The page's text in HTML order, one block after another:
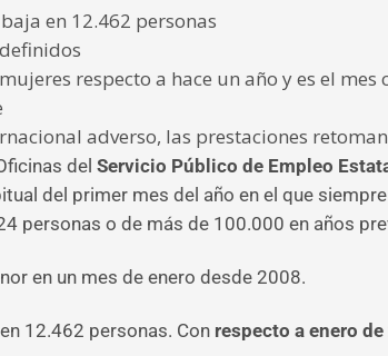
en 12.462 personas
respecto a hace un año y es el
adverso, las prestaciones
del Servicio Público de Empleo
del primer mes del año en el que
personas o de más de 100.000 en años
en un mes de enero desde 2008.
12.462 personas. Con respecto a enero